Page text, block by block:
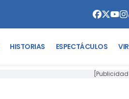
HISTORIAS ESPECTÁCULOS
[Publicidad]